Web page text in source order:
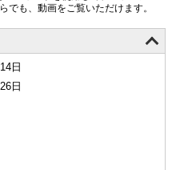
でも、動画をご覧いただけます。
日
日